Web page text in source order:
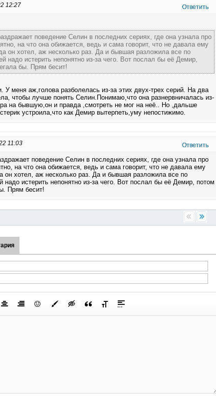
12:27 Ответить
поведение Селин в последних сериях, где она узнала про
на что она обижается, ведь и сама говорит, что не давала ему
он хотел, аж несколько раз. Да и бывшая разложила все по
надо истерить непонятно из-за чего. Вот послал бы её Демир,
бы. Прям бесит!
У меня аж,голова разболелась из-за этих двух-трех серий. На два
чтобы лучше понять Селин.Понимаю,что она разнервничалась из-
на бывшую,он и правда ,смотреть не мог на неё.. Но ,дальше
устроила,что как Демир вытерпеть,уму непостижимо.
11:03 Ответить
поведение Селин в последних сериях, где она узнала про
на что она обижается, ведь и сама говорит, что не давала ему
он хотел, аж несколько раз. Да и бывшая разложила все по
надо истерить непонятно из-за чего. Вот послал бы её Демир, потом
Прям бесит!